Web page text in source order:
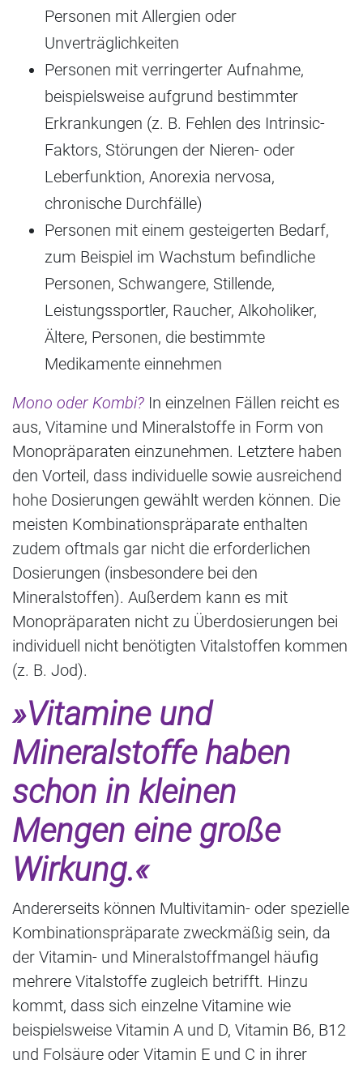
Personen mit Allergien oder
Unverträglichkeiten
Personen mit verringerter Aufnahme,
beispielsweise aufgrund bestimmter
Erkrankungen (z. B. Fehlen des Intrinsic-
Faktors, Störungen der Nieren- oder
Leberfunktion, Anorexia nervosa,
chronische Durchfälle)
Personen mit einem gesteigerten Bedarf,
zum Beispiel im Wachstum befindliche
Personen, Schwangere, Stillende,
Leistungssportler, Raucher, Alkoholiker,
Ältere, Personen, die bestimmte
Medikamente einnehmen
Mono oder Kombi? In einzelnen Fällen reicht es
aus, Vitamine und Mineralstoffe in Form von
Monopräparaten einzunehmen. Letztere haben
den Vorteil, dass individuelle sowie ausreichend
hohe Dosierungen gewählt werden können. Die
meisten Kombinationspräparate enthalten
zudem oftmals gar nicht die erforderlichen
Dosierungen (insbesondere bei den
Mineralstoffen). Außerdem kann es mit
Monopräparaten nicht zu Überdosierungen bei
individuell nicht benötigten Vitalstoffen kommen
(z. B. Jod).
»Vitamine und
Mineralstoffe haben
schon in kleinen
Mengen eine große
Wirkung.«
Andererseits können Multivitamin- oder spezielle
Kombinationspräparate zweckmäßig sein, da
der Vitamin- und Mineralstoffmangel häufig
mehrere Vitalstoffe zugleich betrifft. Hinzu
kommt, dass sich einzelne Vitamine wie
beispielsweise Vitamin A und D, Vitamin B6, B12
und Folsäure oder Vitamin E und C in ihrer